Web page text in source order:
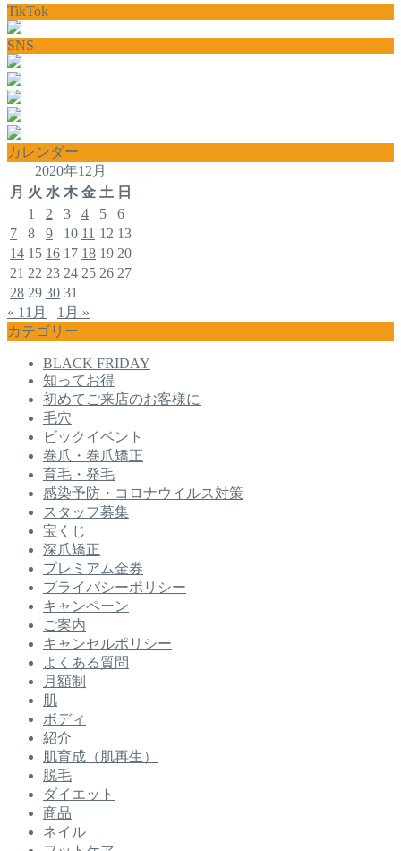
TikTok
SNS
カレンダー
2020年12月
月 火 水 木 金 土 日
1
2 3 4 5
6
7
8 9 10 11 12 13
14 15 16 17 18 19 20
21 22 23 24 25 26 27
28 29 30 31
« 11月
1月 »
カテゴリー
BLACK FRIDAY
知ってお得
初めてご来店のお客様に
毛穴
ビックイベント
巻爪・巻爪矯正
育毛・発毛
感染予防・コロナウイルス対策
スタッフ募集
宝くじ
深爪矯正
プレミアム金券
プライバシーポリシー
キャンペーン
ご案内
キャンセルポリシー
よくある質問
月額制
肌
ボディ
紹介
肌育成（肌再生）
脱毛
ダイエット
商品
ネイル